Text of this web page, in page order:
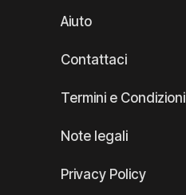
Aiuto
Contattaci
Termini e Condizioni
Note legali
Privacy Policy